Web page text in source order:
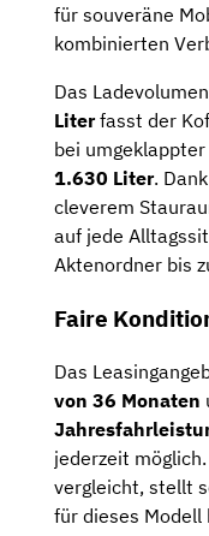
für souveräne
kombinierten
Das
Literfasst der
bei
1.630 Liter.
cleverem
auf jede
Aktenordner bis
Faire
Das
von 36 Monaten
jederzeit
vergleicht, stellt
für dieses Modell